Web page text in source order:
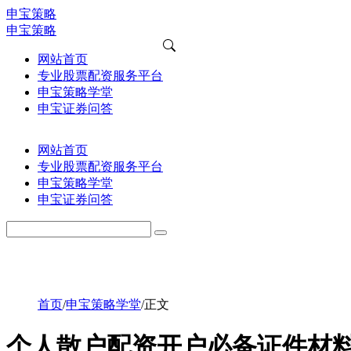
申宝策略
申宝策略
网站首页
专业股票配资服务平台
申宝策略学堂
申宝证券问答
网站首页
专业股票配资服务平台
申宝策略学堂
申宝证券问答
首页/申宝策略学堂/正文